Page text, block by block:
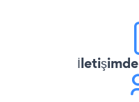
İletişimde